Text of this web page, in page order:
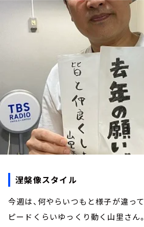
お知らせ
イベント・グッズ
YouTube
涅槃像スタイル
今週は、何やらいつもと様子が違っ
ピードくらいゆっくり動く山里さん。